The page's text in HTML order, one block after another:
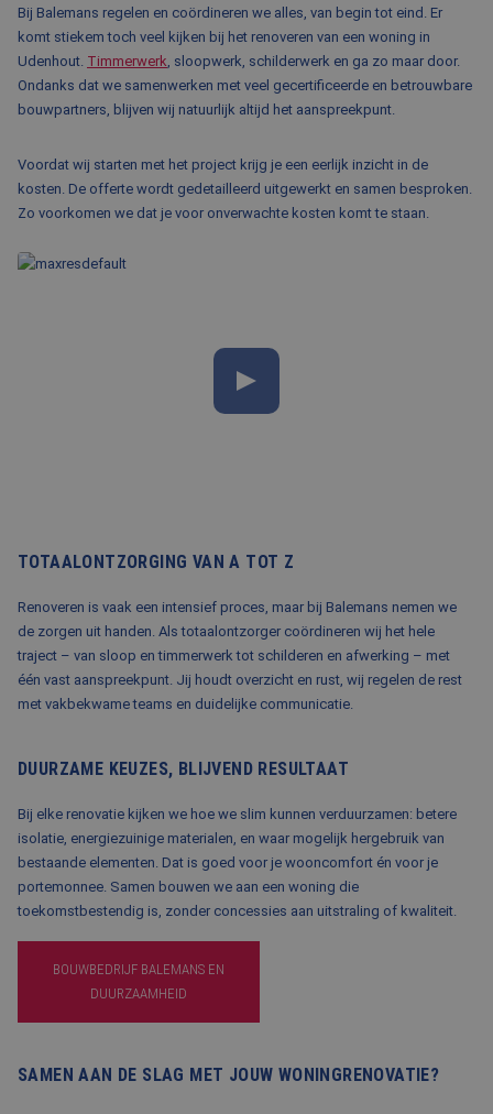
Bij Balemans regelen en coördineren we alles, van begin tot eind. Er
komt stiekem toch veel kijken bij het renoveren van een woning in
Udenhout. Timmerwerk, sloopwerk, schilderwerk en ga zo maar door.
Ondanks dat we samenwerken met veel gecertificeerde en betrouwbare
bouwpartners, blijven wij natuurlijk altijd het aanspreekpunt.
Voordat wij starten met het project krijg je een eerlijk inzicht in de
kosten. De offerte wordt gedetailleerd uitgewerkt en samen besproken.
Zo voorkomen we dat je voor onverwachte kosten komt te staan.
TOTAALONTZORGING VAN A TOT Z
Renoveren is vaak een intensief proces, maar bij Balemans nemen we
de zorgen uit handen. Als totaalontzorger coördineren wij het hele
traject – van sloop en timmerwerk tot schilderen en afwerking – met
één vast aanspreekpunt. Jij houdt overzicht en rust, wij regelen de rest
met vakbekwame teams en duidelijke communicatie.
DUURZAME KEUZES, BLIJVEND RESULTAAT
Bij elke renovatie kijken we hoe we slim kunnen verduurzamen: betere
isolatie, energiezuinige materialen, en waar mogelijk hergebruik van
bestaande elementen. Dat is goed voor je wooncomfort én voor je
portemonnee. Samen bouwen we aan een woning die
toekomstbestendig is, zonder concessies aan uitstraling of kwaliteit.
BOUWBEDRIJF BALEMANS EN
DUURZAAMHEID
SAMEN AAN DE SLAG MET JOUW WONINGRENOVATIE?